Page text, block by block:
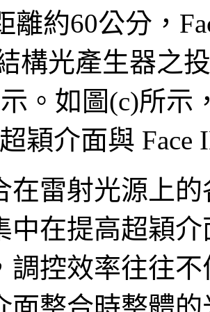
離約60公分，
構光產生器之
。如圖(c)所示
超穎介面與 Face
在雷射光源上
中在提高超穎
調控效率往往